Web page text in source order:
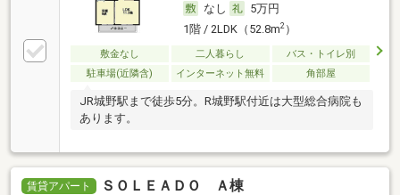
なし
5万円
1階 / 2LDK（52.8m2）
敷金なし 二人暮らし
バス・トイレ別
駐車場(近隣含)
インターネット無料 角部屋
JR城野駅まで徒歩5分。R城野駅付近は大型総合病院も
あります。
賃貸アパート ＳＯＬＥＡＤＯ Ａ棟